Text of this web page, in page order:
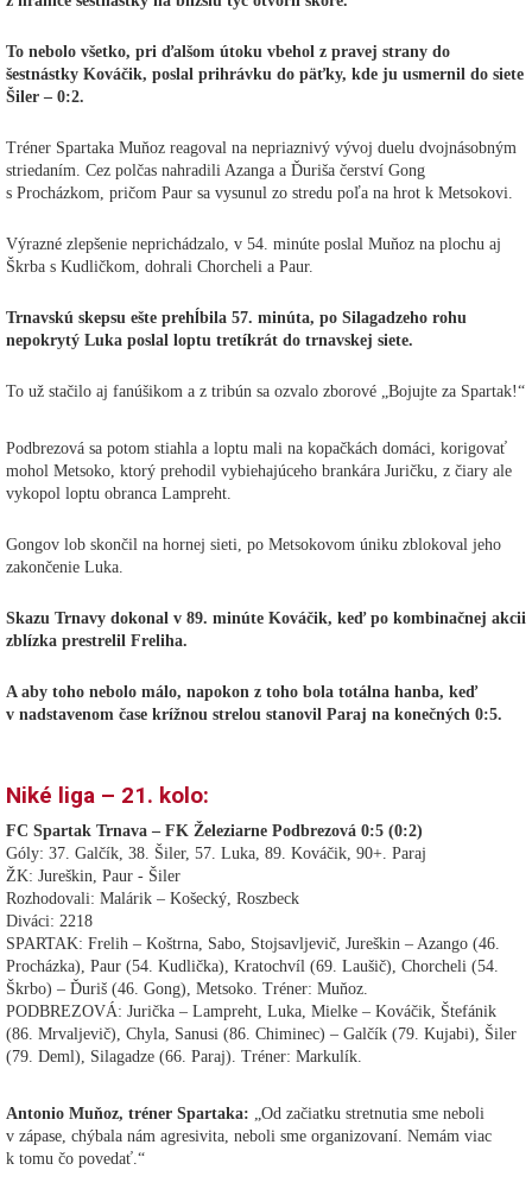
To nebolo všetko, pri ďalšom útoku vbehol z pravej strany do
šestnástky Kováčik, poslal prihrávku do päťky, kde ju usmernil do siete
Šiler – 0:2.
Tréner Spartaka Muňoz reagoval na nepriaznivý vývoj duelu dvojnásobným
striedaním. Cez polčas nahradili Azanga a Ďuriša čerství Gong
s Procházkom, pričom Paur sa vysunul zo stredu poľa na hrot k Metsokovi.
Výrazné zlepšenie neprichádzalo, v 54. minúte poslal Muňoz na plochu aj
Škrba s Kudličkom, dohrali Chorcheli a Paur.
Trnavskú skepsu ešte prehĺbila 57. minúta, po Silagadzeho rohu
nepokrytý Luka poslal loptu tretíkrát do trnavskej siete.
To už stačilo aj fanúšikom a z tribún sa ozvalo zborové „Bojujte za Spartak!“
Podbrezová sa potom stiahla a loptu mali na kopačkách domáci, korigovať
mohol Metsoko, ktorý prehodil vybiehajúceho brankára Juričku, z čiary ale
vykopol loptu obranca Lampreht.
Gongov lob skončil na hornej sieti, po Metsokovom úniku zblokoval jeho
zakončenie Luka.
Skazu Trnavy dokonal v 89. minúte Kováčik, keď po kombinačnej akcii
zblízka prestrelil Freliha.
A aby toho nebolo málo, napokon z toho bola totálna hanba, keď
v nadstavenom čase krížnou strelou stanovil Paraj na konečných 0:5.
Niké liga – 21. kolo:
FC Spartak Trnava – FK Železiarne Podbrezová 0:5 (0:2)
Góly: 37. Galčík, 38. Šiler, 57. Luka, 89. Kováčik, 90+. Paraj
ŽK: Jureškin, Paur - Šiler
Rozhodovali: Malárik – Košecký, Roszbeck
Diváci: 2218
SPARTAK: Frelih – Koštrna, Sabo, Stojsavljevič, Jureškin – Azango (46.
Procházka), Paur (54. Kudlička), Kratochvíl (69. Laušič), Chorcheli (54.
Škrbo) – Ďuriš (46. Gong), Metsoko. Tréner: Muňoz.
PODBREZOVÁ: Jurička – Lampreht, Luka, Mielke – Kováčik, Štefánik
(86. Mrvaljevič), Chyla, Sanusi (86. Chiminec) – Galčík (79. Kujabi), Šiler
(79. Deml), Silagadze (66. Paraj). Tréner: Markulík.
Antonio Muňoz, tréner Spartaka: „Od začiatku stretnutia sme neboli
v zápase, chýbala nám agresivita, neboli sme organizovaní. Nemám viac
k tomu čo povedať.“